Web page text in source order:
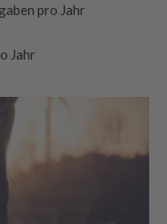
pro Jahr
Jahr